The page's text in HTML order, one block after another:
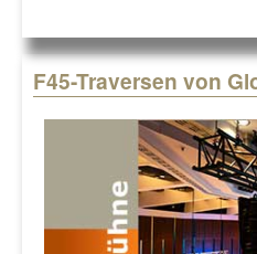
F45-Traversen von